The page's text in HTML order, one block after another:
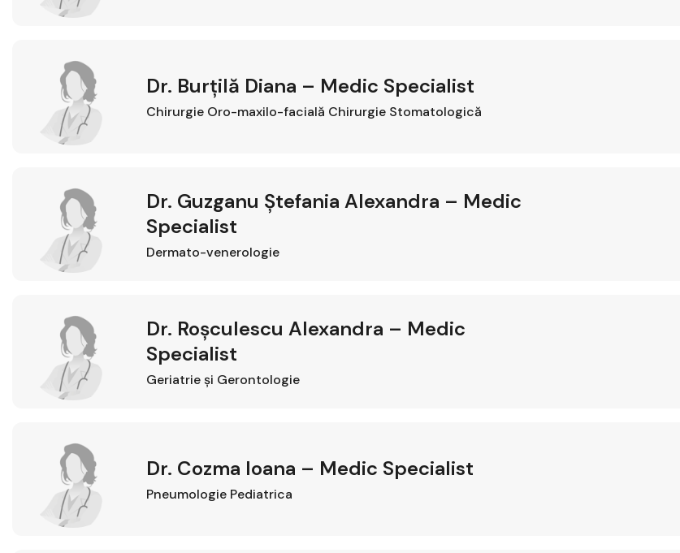
Dr. Burțilă Diana – Medic Specialist
Chirurgie Oro-maxilo-facială Chirurgie Stomatologică
Dr. Guzganu Ștefania Alexandra – Medic
Specialist
Dermato-venerologie
Dr. Roșculescu Alexandra – Medic
Specialist
Geriatrie şi Gerontologie
Dr. Cozma Ioana – Medic Specialist
Pneumologie Pediatrica